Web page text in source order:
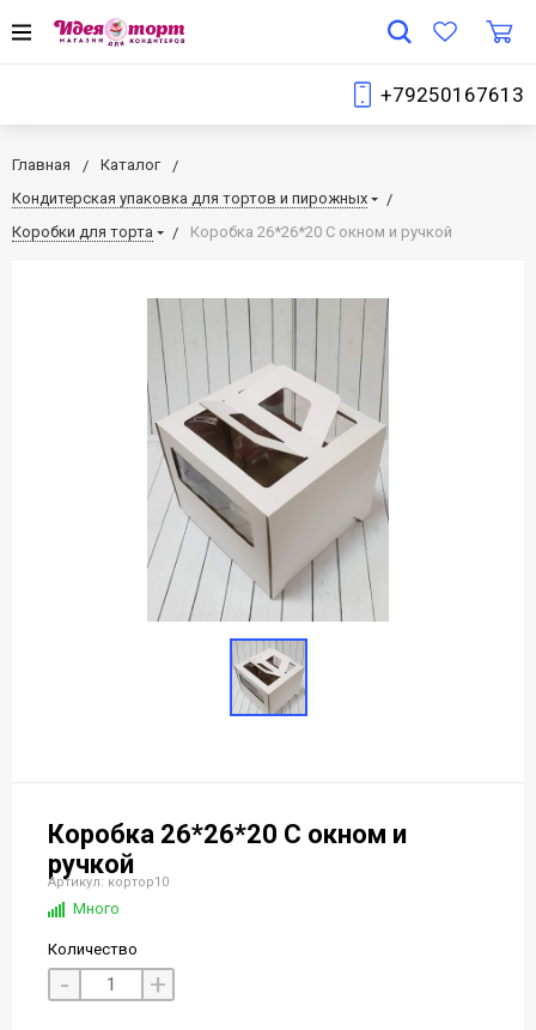
+79250167613
Главная
Каталог
Кондитерская упаковка для тортов и пирожных
Коробки для торта
Коробка 26*26*20 С окном и ручкой
Коробка 26*26*20 С окном и
ручкой
Артикул: кортор10
Много
Количество
- +